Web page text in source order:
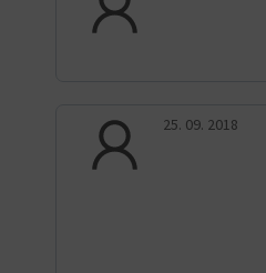
25. 09. 2018